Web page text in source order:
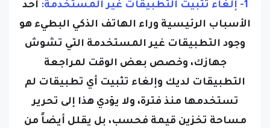
1- إلغاء تثبيت التطبيقات غير المستخدمة:
أحد
الأسباب الرئيسية وراء الهاتف الذكي البطيء هو
وجود التطبيقات غير المستخدمة التي تشوش
جهازك، وخصص بعض الوقت لمراجعة
التطبيقات لديك وإلغاء تثبيت أي تطبيقات لم
تستخدمها منذ فترة، ولا يؤدي هذا إلى تحرير
مساحة تخزين قيمة فحسب، بل يقلل أيضاً من